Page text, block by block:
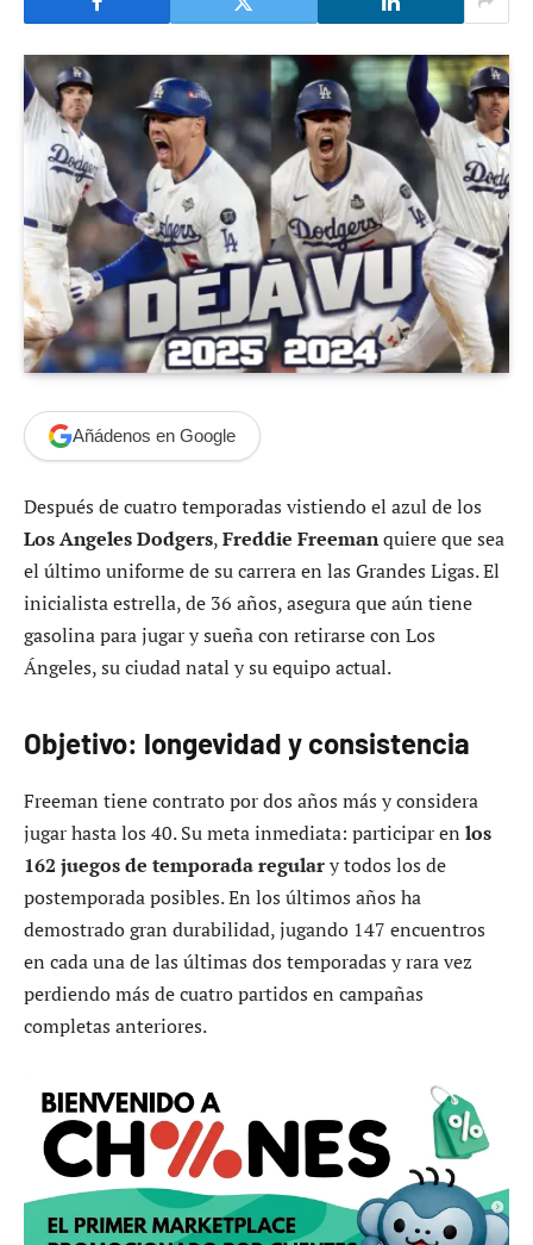
Añádenos en Google
Después de cuatro temporadas vistiendo el azul de los
Los Angeles Dodgers,Freddie Freemanquiere que sea
el último uniforme de su carrera en las Grandes Ligas. El
inicialista estrella, de 36 años, asegura que aún tiene
gasolina para jugar y sueña con retirarse con Los
Ángeles, su ciudad natal y su equipo actual.
Objetivo: longevidad y consistencia
Freeman tiene contrato por dos años más y considera
jugar hasta los 40. Su meta inmediata: participar en los
162 juegos de temporada regulary todos los de
postemporada posibles. En los últimos años ha
demostrado gran durabilidad, jugando 147 encuentros
en cada una de las últimas dos temporadas y rara vez
perdiendo más de cuatro partidos en campañas
completas anteriores.